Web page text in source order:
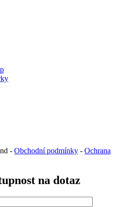
- Obchodní podmínky - Ochrana
na dotaz